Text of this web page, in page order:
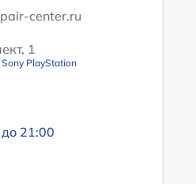
center.ru
1
PlayStation
21:00